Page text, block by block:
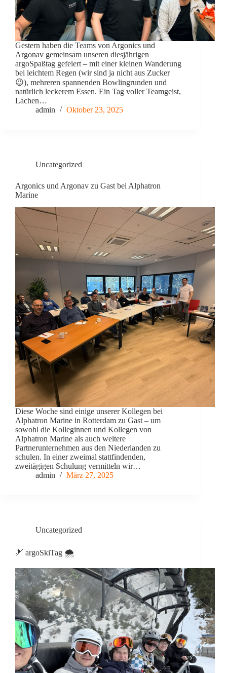
Gestern haben die Teams von Argonics und
Argonav gemeinsam unseren diesjährigen
argoSpaßtag gefeiert – mit einer kleinen Wanderung
bei leichtem Regen (wir sind ja nicht aus Zucker
😉), mehreren spannenden Bowlingrunden und
natürlich leckerem Essen. Ein Tag voller Teamgeist,
Lachen…
admin
Oktober 23, 2025
Uncategorized
Argonics und Argonav zu Gast bei Alphatron
Marine
Diese Woche sind einige unserer Kollegen bei
Alphatron Marine in Rotterdam zu Gast – um
sowohl die Kolleginnen und Kollegen von
Alphatron Marine als auch weitere
Partnerunternehmen aus den Niederlanden zu
schulen. In einer zweimal stattfindenden,
zweitägigen Schulung vermitteln wir…
admin
März 27, 2025
Uncategorized
🎿 argoSkiTag 🌨️